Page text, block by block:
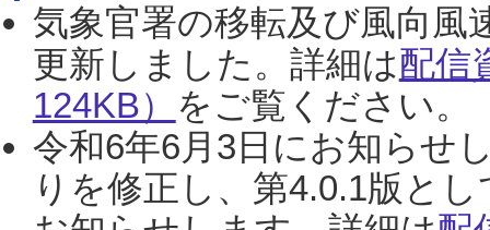
気象官署の移転及び風向風
更新しました。詳細は配信
124KB） をご覧ください。
令和6年6月3日にお知らせ
りを修正し、第4.0.1版と